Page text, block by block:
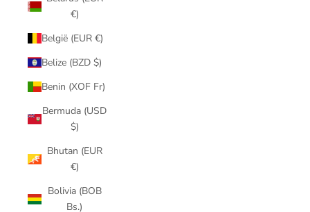
€)
België (EUR €)
Belize (BZD $)
Benin (XOF Fr)
Bermuda (USD
$)
Bhutan (EUR
€)
Bolivia (BOB
Bs.)